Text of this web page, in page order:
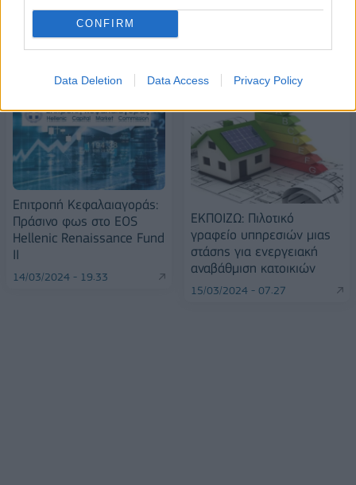
CONFIRM
Data Deletion Data Access Privacy Policy
ΠΕΡΙΣΣΌΤΕΡΑ ΣΕ ΑΥΤΉ ΤΗΝ ΚΑΤΗΓΟΡΊΑ
Επιτροπή Κεφαλαιαγοράς:
Πράσινο φως στο EOS
Hellenic Renaissance Fund
II
14/03/2024 - 19:33
ΕΚΠΟΙΖΩ: Πιλοτικό
γραφείο υπηρεσιών μιας
στάσης για ενεργειακή
αναβάθμιση κατοικιών
15/03/2024 - 07:27